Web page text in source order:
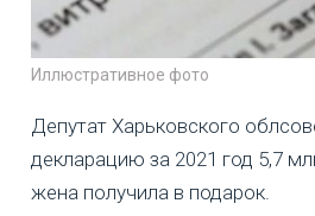
Иллюстративное фото
Депутат Харьковского
декларацию за 2021 год 5,7
жена получила в подарок.